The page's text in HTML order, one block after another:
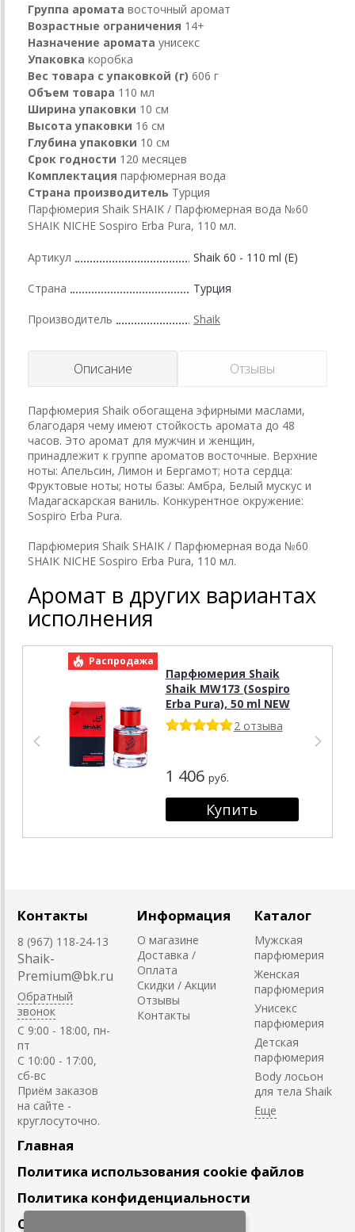
Группа аромата восточный аромат
Возрастные ограничения 14+
Назначение аромата унисекс
Упаковка коробка
Вес товара с упаковкой (г) 606 г
Объем товара 110 мл
Ширина упаковки 10 см
Высота упаковки 16 см
Глубина упаковки 10 см
Срок годности 120 месяцев
Комплектация парфюмерная вода
Страна производитель Турция
Парфюмерия Shaik SHAIK / Парфюмерная вода №60
SHAIK NICHE Sospiro Erba Pura, 110 мл.
Артикул Shaik 60 - 110 ml (E)
Страна Турция
Производитель Shaik
Описание Отзывы
Парфюмерия Shaik обогащена эфирными маслами,
благодаря чему имеют стойкость аромата до 48
часов. Это аромат для мужчин и женщин,
принадлежит к группе ароматов восточные. Верхние
ноты: Апельсин, Лимон и Бергамот; нота сердца:
Фруктовые ноты; ноты базы: Амбра, Белый мускус и
Мадагаскарская ваниль. Конкурентное окружение:
Sospiro Erba Pura.
Парфюмерия Shaik SHAIK / Парфюмерная вода №60
SHAIK NICHE Sospiro Erba Pura, 110 мл.
Аромат в других вариантах
исполнения
Распродажа
Парфюмерия Shaik
Shaik MW173 (Sospiro
Erba Pura), 50 ml NEW
2 отзыва
1 406 руб.
Контакты
8 (967) 118-24-13
Shaik-
Premium@bk.ru
Обратный
звонок
C 9:00 - 18:00, пн-
пт
С 10:00 - 17:00,
сб-вс
Приём заказов
на сайте -
круглосуточно.
Информация
О магазине
Доставка /
Оплата
Скидки / Акции
Отзывы
Контакты
Каталог
Мужская
парфюмерия
Женская
парфюмерия
Унисекс
парфюмерия
Детская
парфюмерия
Body лосьон
для тела Shaik
Главная
Политика использования cookie файлов
Политика конфиденциальности
Сотрудничество